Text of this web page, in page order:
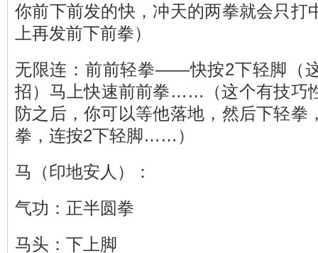
你前下前发的快，冲天的两拳就会只打
上再发前下前拳）
无限连：前前轻拳——快按2下轻脚（
招）马上快速前前拳……（这个有技巧
防之后，你可以等他落地，然后下轻拳
拳，连按2下轻脚……）
马（印地安人）：
气功：正半圆拳
马头：下上脚